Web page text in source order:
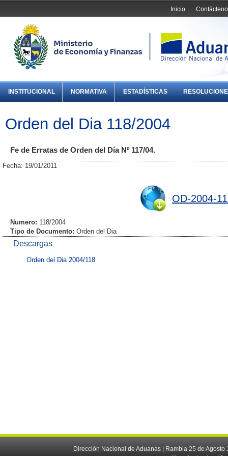
Inicio
INSTITUCIONAL NORMATIVA ESTADÍSTICAS
Orden del Dia 118/2004
Fe de Erratas de Orden del Día Nº 117/04.
Fecha: 19/01/2011
OD-2004-
Numero: 118/2004
Tipo de Documento: Orden del Dia
Descargas
Orden del Dia 2004/118
Dirección Nacional de Aduanas | Rambla 25 de